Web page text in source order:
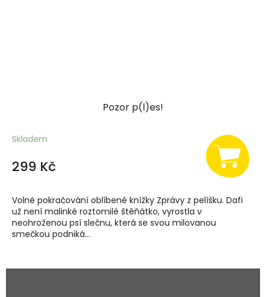
Pozor p(l)es!
Skladem
299 Kč
Volné pokračování oblíbené knížky Zprávy z pelíšku. Dafi
už není malinké roztomilé štěňátko, vyrostla v
neohroženou psí slečnu, která se svou milovanou
smečkou podniká...